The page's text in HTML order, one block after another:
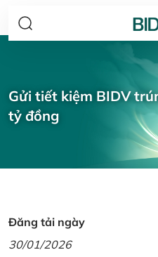
Gửi tiết kiệm BIDV
tỷ đồng
Đăng tải ngày
30/01/2026